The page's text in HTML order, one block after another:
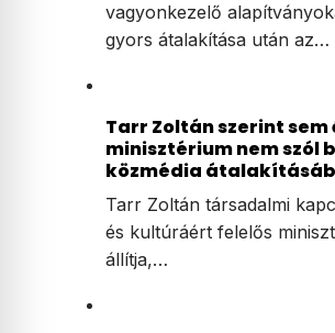
vagyonkezelő
gyors átalakítása után az…
Tarr Zoltán szerint sem
minisztérium nem szól
közmédia
Tarr Zoltán társadalmi
és kultúráért felelős
állítja,…